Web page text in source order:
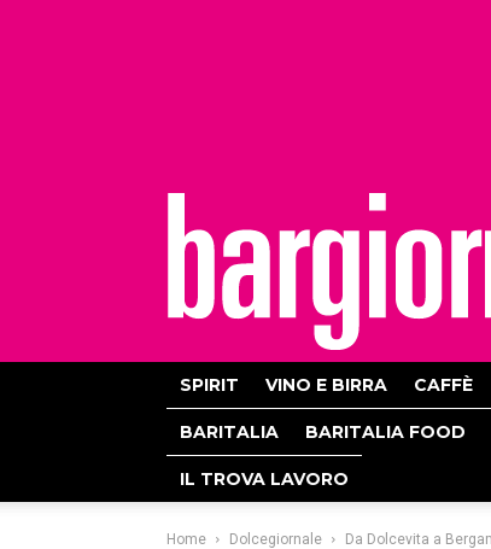
SPIRIT VINO E BIRRA CAFFÈ
BARITALIA BARITALIA FOOD
IL TROVA LAVORO
Home Dolcegiornale Da Dolcevita a